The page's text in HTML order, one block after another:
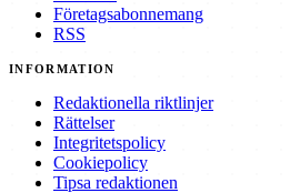
Företagsabonnemang
RSS
INFORMATION
Redaktionella riktlinjer
Rättelser
Integritetspolicy
Cookiepolicy
Tipsa redaktionen